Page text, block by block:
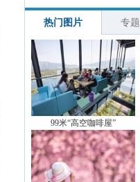
热门图片 专
99米“高空咖啡屋”